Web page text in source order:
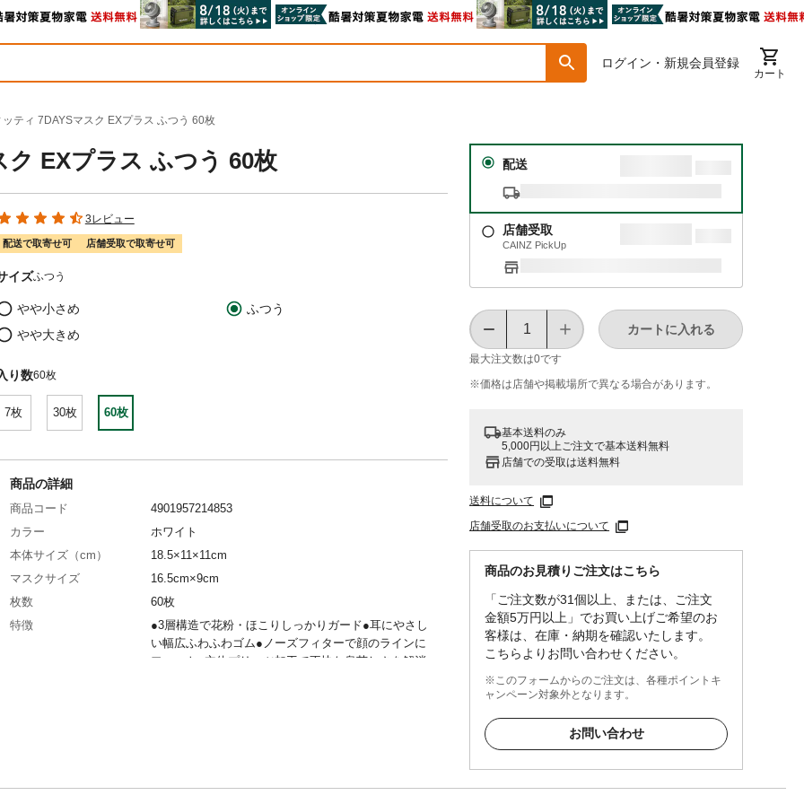
ログイン・新規会員登録
カート
ティ 7DAYSマスク EXプラス ふつう 60枚
EXプラス ふつう 60枚
3レビュー
配送で取寄せ可 店舗受取で取寄せ可
イズふつう
やや小さめ
ふつう
やや大きめ
り数60枚
7枚 30枚 60枚
配送
店舗受取
CAINZ PickUp
最大注文数は0です
カートに入れる
※価格は​店舗や​掲載場所で​異なる​場合が​あります。
基本送料のみ
5,000円以上ご注文で基本送料無料
店舗での受取は送料無料
送料について
店舗受取のお支払いについて
商品のお見積りご注文はこちら
「ご注文数が31個以上、または、ご注文
金額5万円以上」でお買い上げご希望のお
客様は、在庫・納期を確認いたします。
こちらよりお問い合わせください。
※このフォームからのご注文は、各種ポイントキ
ャンペーン対象外となります。
お問い合わせ
商品の詳細
商品コード
4901957214853
カラー
ホワイト
本体サイズ（cm）
18.5×11×11cm
マスクサイズ
16.5cm×9cm
枚数
60枚
特徴
●3層構造で花粉・ほこりしっかりガード●耳にやさし
い幅広ふわふわゴム●ノーズフィターで顔のラインに
フィット●立体プリーツ加工で不快な息苦しさを解消